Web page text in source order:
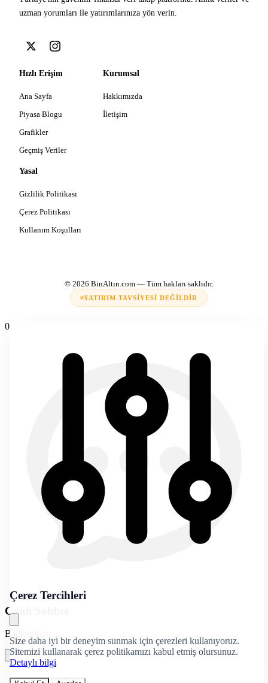
uzman yorumları ile yatırımlarınıza yön verin.
Hızlı Erişim
Ana Sayfa
Piyasa Blogu
Grafikler
Geçmiş Veriler
Kurumsal
Hakkımızda
İletişim
Yasal
Gizlilik Politikası
Çerez Politikası
Kullanım Koşulları
© 2026 BinAltın.com— Tüm hakları saklıdır.
YATIRIM TAVSIYESI DEĞILDIR
Çerez Tercihleri
Size daha iyi bir deneyim sunmak için çerezleri kullanıyoruz.
Sitemizi kullanarak çerez politikamızı kabul etmiş olursunuz.
Detaylı bilgi
0
Canlı Sohbet
Bağlanılıyor...